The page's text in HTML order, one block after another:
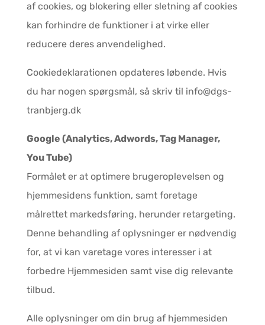
af cookies, og blokering eller sletning af cookies
kan forhindre de funktioner i at virke eller
reducere deres anvendelighed.
Cookiedeklarationen opdateres løbende. Hvis
du har nogen spørgsmål, så skriv til info@dgs-
tranbjerg.dk
Google (Analytics, Adwords, Tag Manager,
You Tube)
Formålet er at optimere brugeroplevelsen og
hjemmesidens funktion, samt foretage
målrettet markedsføring, herunder retargeting.
Denne behandling af oplysninger er nødvendig
for, at vi kan varetage vores interesser i at
forbedre Hjemmesiden samt vise dig relevante
tilbud.
Alle oplysninger om din brug af hjemmesiden